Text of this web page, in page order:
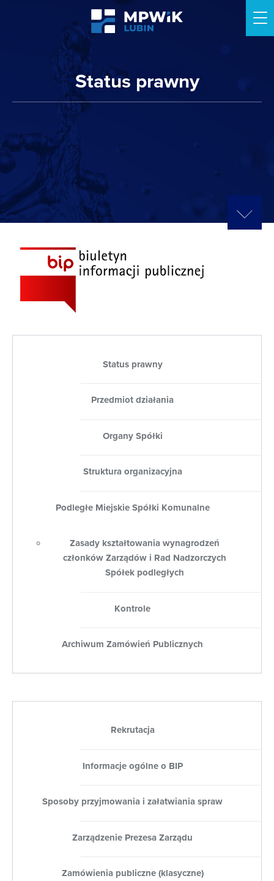
Status prawny
Status prawny
Przedmiot działania
Organy Spółki
Struktura organizacyjna
Podległe Miejskie Spółki Komunalne
Zasady kształtowania wynagrodzeń
członków Zarządów i Rad Nadzorczych
Spółek podległych
Kontrole
Archiwum Zamówień Publicznych
Rekrutacja
Informacje ogólne o BIP
Sposoby przyjmowania i załatwiania spraw
Zarządzenie Prezesa Zarządu
Zamówienia publiczne (klasyczne)